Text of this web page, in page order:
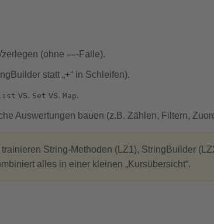
(ohne ==-Falle).
statt „+“ in Schleifen).
vs. Set vs. Map.
Auswertungen bauen (z.B. Zählen, Filtern,
String-Methoden (LZ1), StringBuilder
alles in einer kleinen „Kursübersicht“.